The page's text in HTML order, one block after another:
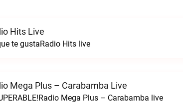
Hits Live
te gustaRadio Hits live
Mega Plus – Carabamba Live
Mega Plus – Carabamba live